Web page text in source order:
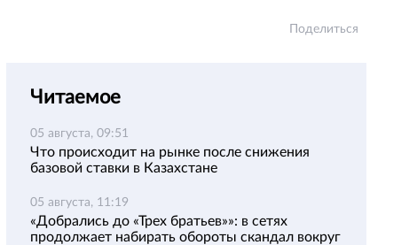
Поделиться
Читаемое
05 августа, 09:51
Что происходит на рынке после снижения
базовой ставки в Казахстане
05 августа, 11:19
«Добрались до «Трех братьев»»: в сетях
продолжает набирать обороты скандал вокруг